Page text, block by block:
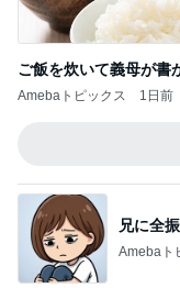
ご飯を炊いて義母が書
Amebaトピックス 1日前
兄に全
Amebaト